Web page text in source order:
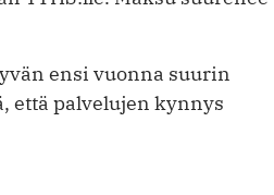
ensi vuonna suurin
että palvelujen kynnys